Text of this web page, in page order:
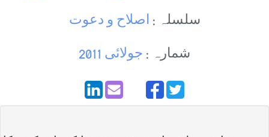
سلسلہ : اصلاح و دعوت
شمارہ : جولائی 2011